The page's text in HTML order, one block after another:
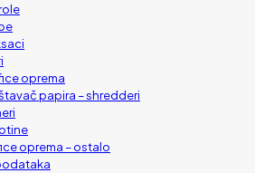
oprema
papira – shredderi
oprema – ostalo